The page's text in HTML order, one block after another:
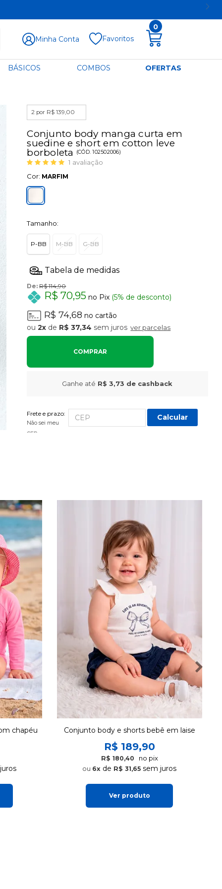
Minha Conta Favoritos
0
BÁSICOS COMBOS OFERTAS
2 por R$ 139,00
Conjunto body manga curta em
suedine e short em cotton leve
borboleta
(CÓD.102502006)
1 avaliação
Cor: MARFIM
Tamanho:
P-BB M-BB G-BB
De:R$ 114,90
R$ 70,95 no Pix (5% de desconto)
R$ 74,68 no cartão
2x de R$ 37,34 sem juros ver parcelas
COMPRAR
Ganhe até R$ 3,73 de cashback
Frete e prazo:
Não sei meu
CEP
Calcular
compor looks alegres e confortáveis para o dia a dia das bebês.
Composição:
Body 100% algodão - short 92% algodão 8% elastano.
chapéu
Conjunto body e shorts bebê em laise
R$ 189,90
R$ 180,40 no pix
6x de R$ 31,65sem juros
Ver produto